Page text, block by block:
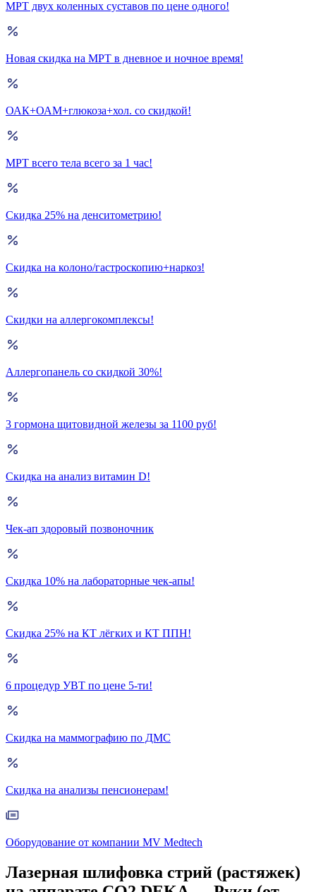
МРТ двух коленных суставов по цене одного!
Новая скидка на МРТ в дневное и ночное время!
ОАК+ОАМ+глюкоза+хол. со скидкой!
МРТ всего тела всего за 1 час!
Скидка 25% на денситометрию!
Скидка на колоно/гастроскопию+наркоз!
Скидки на аллергокомплексы!
Аллергопанель со скидкой 30%!
3 гормона щитовидной железы за 1100 руб!
Скидка на анализ витамин D!
Чек-ап здоровый позвоночник
Скидка 10% на лабораторные чек-апы!
Скидка 25% на КТ лёгких и КТ ППН!
6 процедур УВТ по цене 5-ти!
Скидка на маммографию по ДМС
Скидка на анализы пенсионерам!
Оборудование от компании MV Medtech
Лазерная шлифовка стрий (растяжек)